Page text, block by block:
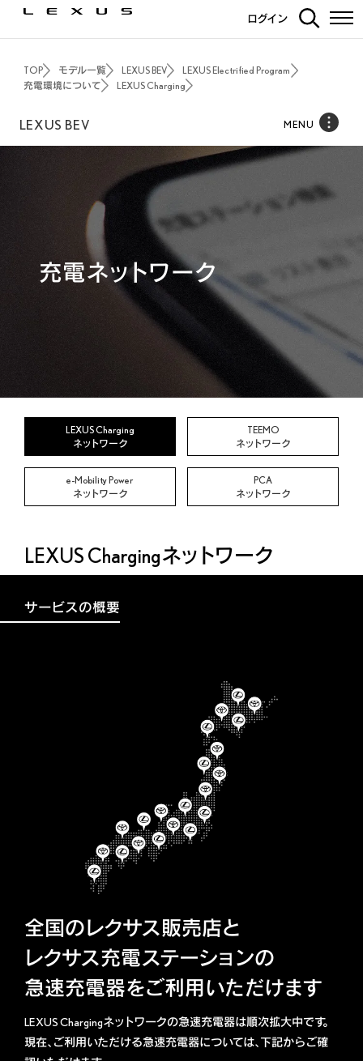
ログイン
TOP モデル一覧 LEXUS BEV
LEXUS Electrified Program
充電環境について
LEXUS Charging
充電ネットワーク
LEXUS Charging
ネットワーク
TEEMO
ネットワーク
e-Mobility Power
ネットワーク
PCA
ネットワーク
LEXUS Chargingネットワーク
サービスの概要
全国のレクサス販売店と
レクサス充電ステーションの
急速充電器をご利用いただけます
LEXUS Chargingネットワークの急速充電器は順次拡大中です。
現在、ご利用いただける急速充電器については、下記からご確
LEXUS BEV MENU